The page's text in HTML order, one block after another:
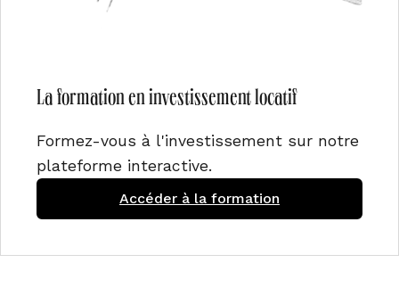
La formation en investissement locatif
Formez-vous à l'investissement sur notre
plateforme interactive.
Accéder à la formation